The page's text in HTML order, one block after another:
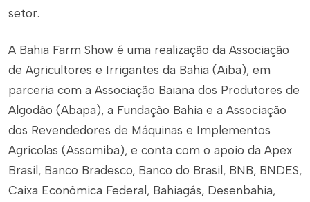
setor.
A Bahia Farm Show é uma realização da Associação
de Agricultores e Irrigantes da Bahia (Aiba), em
parceria com a Associação Baiana dos Produtores de
Algodão (Abapa), a Fundação Bahia e a Associação
dos Revendedores de Máquinas e Implementos
Agrícolas (Assomiba), e conta com o apoio da Apex
Brasil, Banco Bradesco, Banco do Brasil, BNB, BNDES,
Caixa Econômica Federal, Bahiagás, Desenbahia,